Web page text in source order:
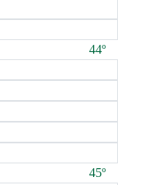
44º
45º